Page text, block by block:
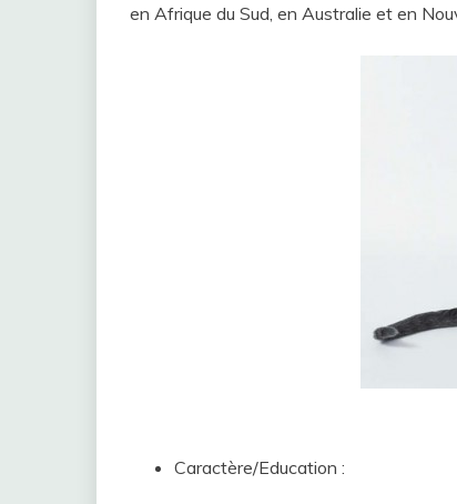
en Afrique du Sud, en Australie et en
Caractère/Education :